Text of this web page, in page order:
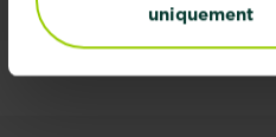
uniquement